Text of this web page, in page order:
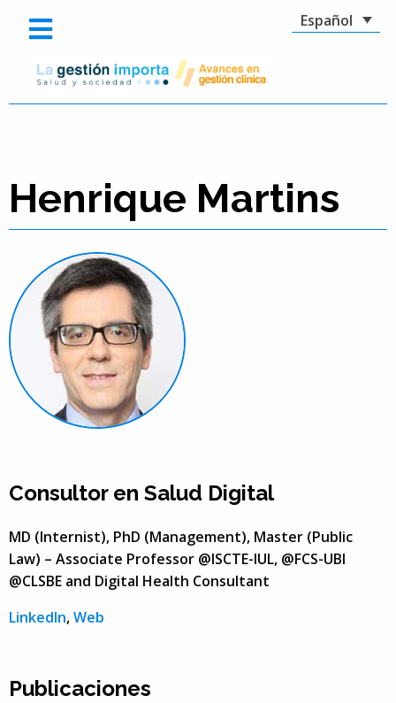
Español
Henrique Martins
Consultor en Salud Digital
MD (Internist), PhD (Management), Master (Public
Law) – Associate Professor @ISCTE-IUL, @FCS-UBI
@CLSBE and Digital Health Consultant
LinkedIn,Web
Publicaciones